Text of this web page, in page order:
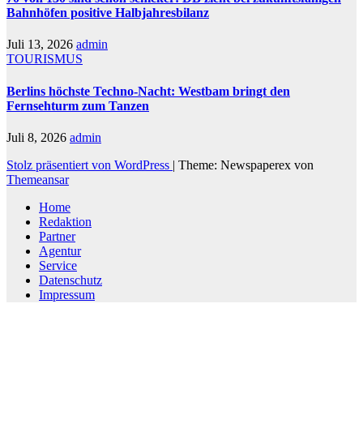
Bahnhöfen positive Halbjahresbilanz
Juli 13, 2026 admin
TOURISMUS
Berlins höchste Techno-Nacht: Westbam bringt den
Fernsehturm zum Tanzen
Juli 8, 2026 admin
Stolz präsentiert von WordPress | Theme: Newspaperex von
Themeansar
Home
Redaktion
Partner
Agentur
Service
Datenschutz
Impressum